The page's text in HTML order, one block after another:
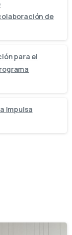
de
para el
Impulsa